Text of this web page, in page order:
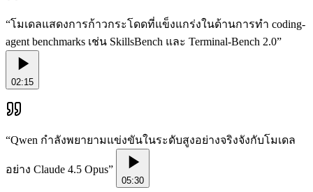
“โมเดลแสดงการก้าวกระโดดที่แข็งแกร่งในด้านการทำ coding-
agent benchmarks เช่น SkillsBench และ Terminal-Bench 2.0”
02:15
“Qwen กำลังพยายามแข่งขันในระดับสูงอย่างจริงจังกับโมเดล
อย่าง Claude 4.5 Opus”
05:30